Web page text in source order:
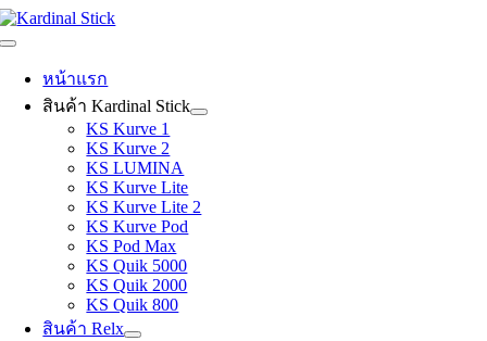
Skip
to
Toggle
Navigation
หน้าแรก
สินค้า Kardinal Stick
KS Kurve 1
KS Kurve 2
KS LUMINA
KS Kurve Lite
KS Kurve Lite 2
KS Kurve Pod
KS Pod Max
KS Quik 5000
KS Quik 2000
KS Quik 800
สินค้า Relx